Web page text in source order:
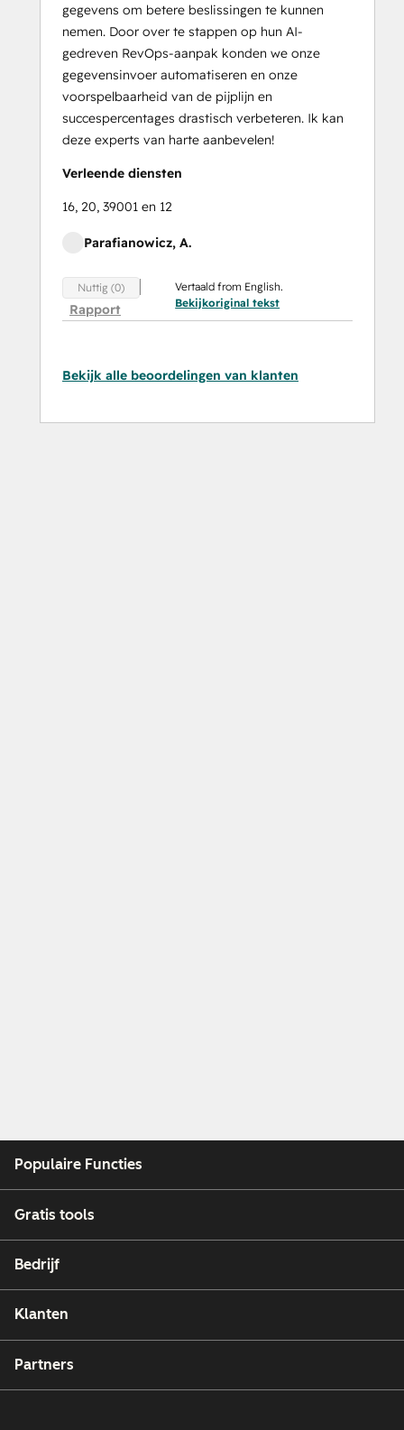
gegevens om betere beslissingen te kunnen
nemen. Door over te stappen op hun AI-
gedreven RevOps-aanpak konden we onze
gegevensinvoer automatiseren en onze
voorspelbaarheid van de pijplijn en
succespercentages drastisch verbeteren. Ik kan
deze experts van harte aanbevelen!
Verleende diensten
16, 20, 39001 en 12
Parafianowicz, A.
Nuttig (0)
Rapport
Vertaald from English.
Bekijkoriginal tekst
Bekijk alle beoordelingen van klanten
Populaire Functies
Gratis tools
Bedrijf
Klanten
Partners